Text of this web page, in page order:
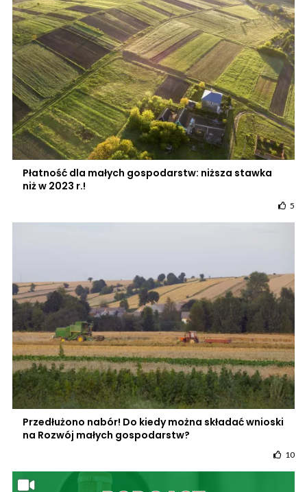
Płatność dla małych gospodarstw: niższa stawka
niż w 2023 r.!
5
Przedłużono nabór! Do kiedy można składać wnioski
na Rozwój małych gospodarstw?
10